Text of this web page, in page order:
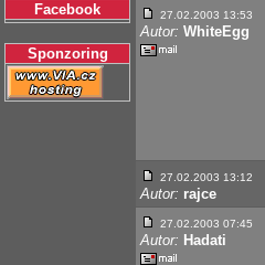
Facebook
Sponzoring
27.02.2003 13:53
Autor: WhiteEgg
27.02.2003 13:12
Autor: rajce
27.02.2003 07:45
Autor: Hadati